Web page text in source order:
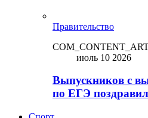
Правительство
июль 10 2026
Выпускников с
по ЕГЭ